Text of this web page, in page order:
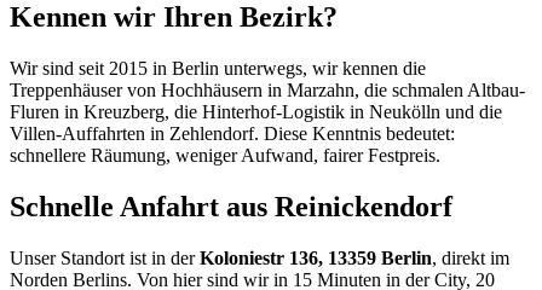
Kennen wir Ihren Bezirk?
Wir sind seit 2015 in Berlin unterwegs, wir kennen die
Treppenhäuser von Hochhäusern in Marzahn, die schmalen Altbau-
Fluren in Kreuzberg, die Hinterhof-Logistik in Neukölln und die
Villen-Auffahrten in Zehlendorf. Diese Kenntnis bedeutet:
schnellere Räumung, weniger Aufwand, fairer Festpreis.
Schnelle Anfahrt aus Reinickendorf
Unser Standort ist in derKoloniestr 136, 13359 Berlin, direkt im
Norden Berlins. Von hier sind wir in 15 Minuten in der City, 20